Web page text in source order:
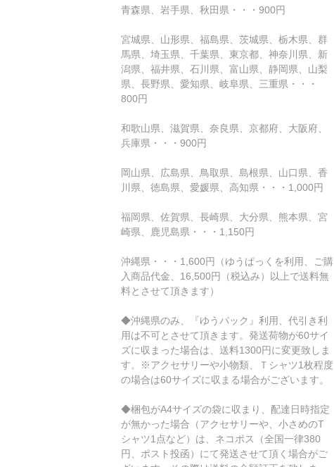
青森県、岩手県、秋田県・・・900円
宮城県、山形県、福島県、茨城県、栃木県、群
馬県、埼玉県、千葉県、東京都、神奈川県、新
潟県、福井県、石川県、富山県、静岡県、山梨
県、長野県、愛知県、岐阜県、三重県・・・
800円
和歌山県、滋賀県、奈良県、京都府、大阪府、
兵庫県・・・900円
岡山県、広島県、鳥取県、島根県、山口県、香
川県、徳島県、愛媛県、高知県・・・1,000円
福岡県、佐賀県、長崎県、大分県、熊本県、宮
崎県、鹿児島県・・・1,150円
沖縄県・・・1,600円（ゆうぱっくを利用、ご購
入商品代金、16,500円（税込み）以上で送料無
料とさせて頂きます）
◆沖縄県のみ、『ゆうパック』利用、代引き利
用は不可とさせて頂きます。発送荷物が60サイ
ズに収まった場合は、送料1300円に変更致しま
す。※アクセサリーや小物類、Ｔシャツ1枚程度
の場合は60サイズに収まる場合がございます。
◆梱包がA4サイズの袋に収まり、配達日時指定
が無かった場合（アクセサリーや、小さめのT
シャツ1点など）は、ネコポス（全国一律380
円、ポスト投函）にて発送させて頂く場合がご